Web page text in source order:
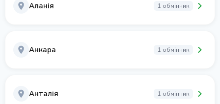
Аланія 1 обмінник
Анкара 1 обмінник
Анталія 1 обмінник